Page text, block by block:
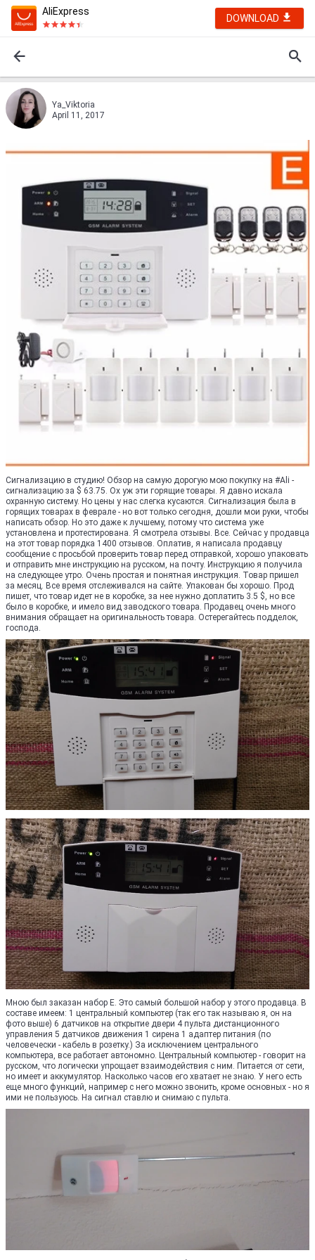
AliExpress
DOWNLOAD
Ya_Viktoria
April 11, 2017
Сигнализацию в студию! Обзор на самую дорогую мою покупку на #Ali -
сигнализацию за $ 63.75. Ох уж эти горящие товары. Я давно искала
охранную систему. Но цены у нас слегка кусаются. Сигнализация была в
горящих товарах в феврале - но вот только сегодня, дошли мои руки, чтобы
написать обзор. Но это даже к лучшему, потому что система уже
установлена и протестирована. Я смотрела отзывы. Все. Сейчас у продавца
на этот товар порядка 1400 отзывов. Оплатив, я написала продавцу
сообщение с просьбой проверить товар перед отправкой, хорошо упаковать
и отправить мне инструкцию на русском, на почту. Инструкцию я получила
на следующее утро. Очень простая и понятная инструкция. Товар пришел
за месяц. Все время отслеживался на сайте. Упакован бы хорошо. Прод
пишет, что товар идет не в коробке, за нее нужно доплатить 3.5 $, но все
было в коробке, и имело вид заводского товара. Продавец очень много
внимания обращает на оригинальность товара. Остерегайтесь подделок,
господа.
Мною был заказан набор Е. Это самый большой набор у этого продавца. В
составе имеем: 1 центральный компьютер (так его так называю я, он на
фото выше) 6 датчиков на открытие двери 4 пульта дистанционного
управления 5 датчиков движения 1 сирена 1 адаптер питания (по
человечески - кабель в розетку.) За исключением центрального
компьютера, все работает автономно. Центральный компьютер - говорит на
русском, что логически упрощает взаимодействия с ним. Питается от сети,
но имеет и аккумулятор. Насколько часов его хватает не знаю. У него есть
еще много функций, например с него можно звонить, кроме основных - но я
ими не пользуюсь. На сигнал ставлю и снимаю с пульта.